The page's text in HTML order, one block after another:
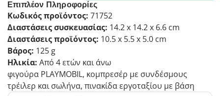
Επιπλέον Πληροφορίες
Κωδικός προϊόντος: 71752
Διαστάσεις συσκευασίας: 14.2 x 14.2 x 6.6 cm
Διαστάσεις προϊόντος: 10.5 x 5.5 x 5.0 cm
Βάρος: 125 g
Ηλικία: Από 4 ετών και άνω
φιγούρα PLAYMOBIL, κομπρεσέρ με συνδέσμους
τρέιλερ και σωλήνα, πινακίδα εργοταξίου με βάση